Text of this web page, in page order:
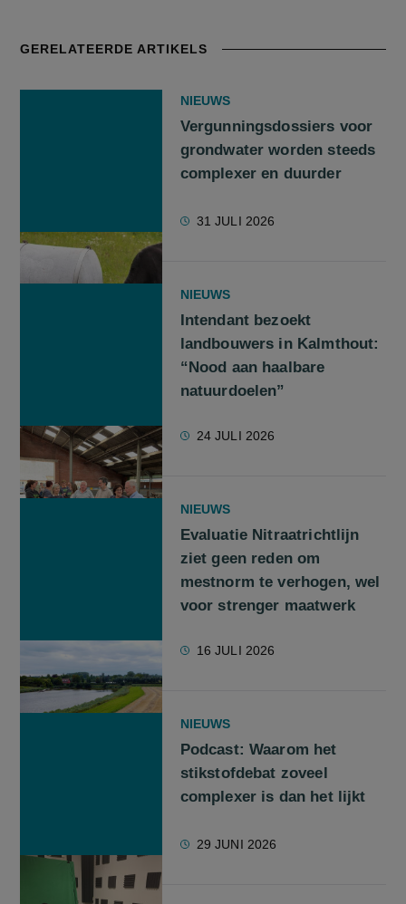
GERELATEERDE ARTIKELS
NIEUWS
Vergunningsdossiers voor
grondwater worden steeds
complexer en duurder
31 JULI 2026
NIEUWS
Intendant bezoekt
landbouwers in Kalmthout:
“Nood aan haalbare
natuurdoelen”
24 JULI 2026
NIEUWS
Evaluatie Nitraatrichtlijn
ziet geen reden om
mestnorm te verhogen, wel
voor strenger maatwerk
16 JULI 2026
NIEUWS
Podcast: Waarom het
stikstofdebat zoveel
complexer is dan het lijkt
29 JUNI 2026